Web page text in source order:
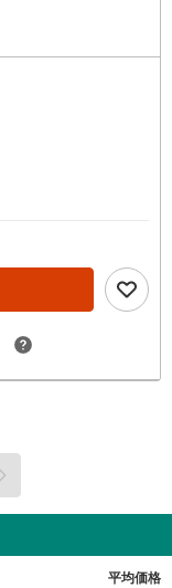
平均価格